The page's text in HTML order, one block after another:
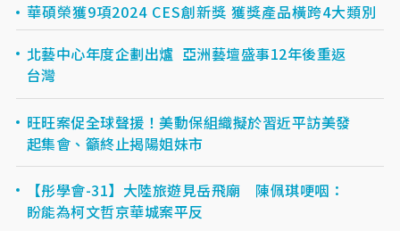
華碩榮獲9項2024 CES創新獎 獲獎產品橫跨4大類別
北藝中心年度企劃出爐 亞洲藝壇盛事12年後重返
台灣
旺旺案促全球聲援！美動保組織擬於習近平訪美發
起集會、籲終止揭陽姐妹市
【彤學會-31】大陸旅遊見岳飛廟 陳佩琪哽咽：
盼能為柯文哲京華城案平反